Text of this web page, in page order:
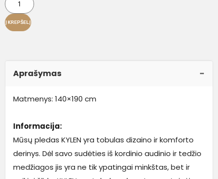
Į KREPŠELĮ
Aprašymas
Matmenys: 140×190 cm
Informacija:
Mūsų pledas KYLEN yra tobulas dizaino ir komforto
derinys. Dėl savo sudėties iš kordinio audinio ir tedžio
medžiagos jis yra ne tik ypatingai minkštas, bet ir